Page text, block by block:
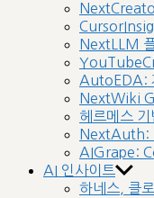
NextLLM
AutoEDA:
NextWiki
헤르메스 기
NextAuth:
AIGrape:
AI 인사이트
하네스, 클